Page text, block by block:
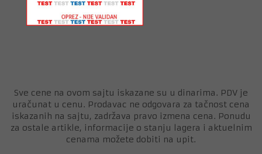
Sve cene na ovom sajtu iskazane su u dinarima. PDV je
uračunat u cenu. Prodavac ne odgovara za tačnost cena
iskazanih na sajtu, zadržava pravo izmena cena. Ponudu
za ostale artikle, informacije o stanju lagera i aktuelnim
cenama možete dobiti na upit.